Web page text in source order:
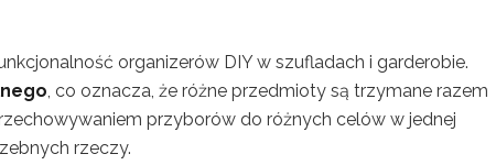
organizerów DIY w szufladach i garderobie.
, co oznacza, że różne przedmioty są trzymane razem
przyborów do różnych celów w jednej
rzeczy.